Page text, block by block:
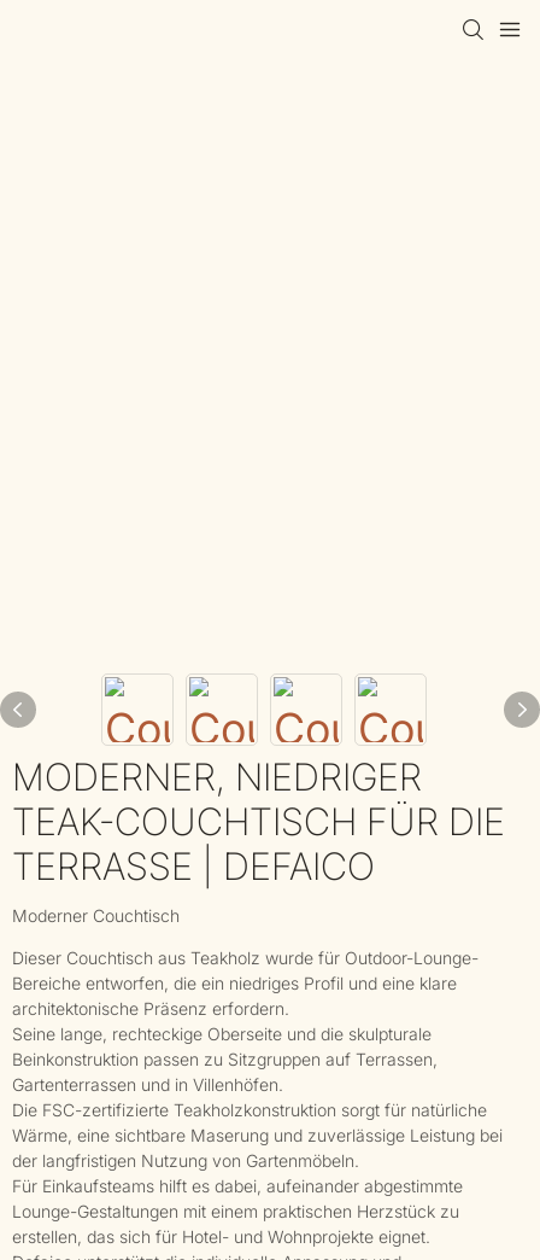
MODERNER, NIEDRIGER
TEAK-COUCHTISCH FÜR DIE
TERRASSE | DEFAICO
Moderner Couchtisch
Dieser Couchtisch aus Teakholz wurde für Outdoor-Lounge-
Bereiche entworfen, die ein niedriges Profil und eine klare
architektonische Präsenz erfordern.
Seine lange, rechteckige Oberseite und die skulpturale
Beinkonstruktion passen zu Sitzgruppen auf Terrassen,
Gartenterrassen und in Villenhöfen.
Die FSC-zertifizierte Teakholzkonstruktion sorgt für natürliche
Wärme, eine sichtbare Maserung und zuverlässige Leistung bei
der langfristigen Nutzung von Gartenmöbeln.
Für Einkaufsteams hilft es dabei, aufeinander abgestimmte
Lounge-Gestaltungen mit einem praktischen Herzstück zu
erstellen, das sich für Hotel- und Wohnprojekte eignet.